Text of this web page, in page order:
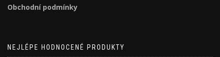
Obchodní podmínky
NEJLÉPE HODNOCENÉ PRODUKTY